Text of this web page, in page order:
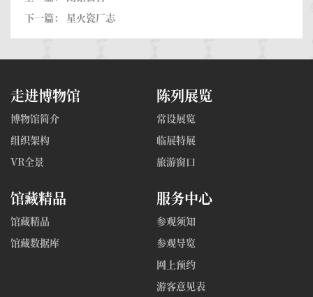
下一篇： 星火瓷厂志
走进博物馆
博物馆简介
组织架构
VR全景
陈列展览
常设展览
临展特展
旅游窗口
馆藏精品
馆藏精品
馆藏数据库
服务中心
参观须知
参观导览
网上预约
游客意见表